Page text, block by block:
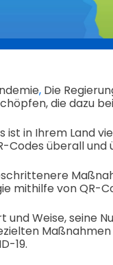
,Die
die dazu
ist in Ihrem Land
Codes überall und
mithilfe von QR-
und Weise, seine
19.